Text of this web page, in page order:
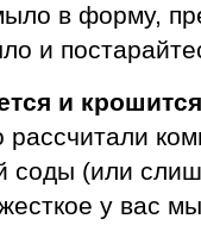
в форму,
и
и
рассчитали
соды (или
у вас